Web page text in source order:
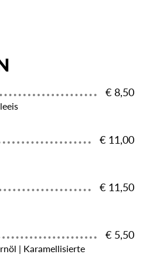
€ 8,50
€ 11,00
€ 11,50
€ 5,50
| Karamellisierte